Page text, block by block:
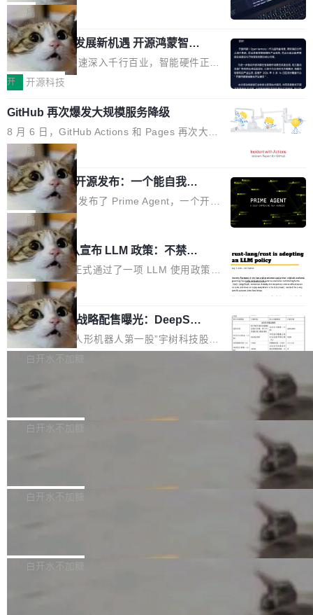
Agency年度合辑的观察指出,“产品”这个离消费
者最近的载体,在整个品牌营销层面的权重显著变
高了。全域营销服务商的竞争正在从规模转向深
度,案例厚度、全域覆盖、多线协同...
破的事实。 Jordan 随后补充了一句软化声明：
「我不认为这些会议上大部分论文都在过度宣传
或造假。问题是，作为读者，如果你筛选出那些
看起来最令人兴奋的论文，那它们大部分都是过
度宣传的。」 这才是真正的痛点。不是所有论文
都有问题，是最吸引眼球的那批论文最有问题。
他引用的帖子来自 Mathew Shen，一位 ICLR 2
026 的读者：「看了篇 ...
这句话不是来自某个技术博客，而是出自 Hieu
Pham 的一条推文。Hieu Pham 是谁？他是 xAI
的早期工程师之一，在 Grok 训练基础设施团队
工作过。近日他在 X 上发了一条帖子，列出了他
认为现代 AI 领域最重要的三个开源项目。 第一
理由很具体。FA 系列不需要解释，但 FA2 是他
认为最重要的一个——复杂度恰到好处，刚好能
驱动你去学 CuTe，但还没被那些"邪恶的" Hopp
er++ 优化所淹没，足够容易修改和适配。 更关
键的是 FA2 的持久性...
局
共商智能硬件发展新机遇 开源鸿蒙智能
硬件开发者日杭州站即将举行
随着万物智联加速深入千行百业，智能硬件正从
单点设备迈向智能化、网联化、协同化发展。作
鸿蒙通过统一技术底座和分布式能力，为不同类
型智能设备的开发、连接与互联提供关键支撑，
也为产业链企业探索产品创新与商业增长打开新
的空间。 8月14日，开源鸿蒙智能硬件开发者日
（OHDD：OpenHarmony Hardware Develope
r Day）将在杭州启航。活动面向智能硬件产业
链企业和开发者，邀请行业专家与资深技术顾
问，围绕开源鸿蒙技术能力、设备适配、芯片适
配、功耗与稳定性调优、兼容性测评及统一互联
等内容展开系统讲解和实战交流，帮助企业进一
步了解开源鸿蒙在智能...
开 开源科技
GitHub 再次爆发大规模服务降级
8 月 6 日，GitHub Actions 和 Pages 再次大规
模服务降级，Actions 完全不可用超过 5 小时，
webhook 停发，连自托管 runner 也因调度层故
障无法工作。Pages、Copilot code review、C
opilot coding agent 全部受影响。从检测到完全
恢复，大约 12 小时。 这是 2026 年 8 月的第六
起事故，其中四起与 AI/Copilot 服务相关。 Git
Hub 员工 kdaigle 在 HN 讨论中贴出了一组数
据：2025 年全年 10 亿次 commit。现在，每周
2.75 亿次，全年预计 140 亿次。GitHub...
局
Prime Agent 开源发布：一个能自我改
进的编程 Agent，ARC-AGI 3 超越人类
专家基线
Prime Intellect 发布了 Prime Agent，一个开源
的编程 Agent Harness，核心设计围绕两个抽
象：Recursive Language Model（RLM）和 C
ontinual Harness。在 ARC-AGI 3 基准测试
上，Prime Agent + Opus 5 的组合达到了 95.
5% RHAE Best@1，超过了 ARC 报告的人类专
家基线 95.4%。 不是又一个 coding agent 包装
器 Prime Agent 的架构和市面上大多数 coding
agent 有本质区别。大多数 agent harness 的设
计是基于早期模型的能力—...
局
Rust 项目团队宣布 LLM 政策：不禁
止，但你要承认哪些代码不是你写的
Rust 语言项目正式通过了一项 LLM 使用政策，
覆盖 rust-lang/rust 单一仓库的代码贡献。这不
是项目级别的官方立场，目前由五个团队采纳，
但它可能是主流开源项目中关于 AI 辅助贡献最
细致的一份规则。 政策的核心只有一句话：LLM
可以用来分析、提炼、审阅、建议，但不能用来
不得生成涉及安全性的关键变更，除非作者本身
局
宇树科技 IPO 战略配售曝光：DeepSe
ek 获配 93.3 万股，锁定 36 个月
8月6日晚间，“人形机器人第一股”宇树科技股份
有限公司披露IPO发行价格及战略配售结果，杭
36个月。 公告显示，本次宇树科技战略配售对
员工参与设立的专项资产管理计划。其中，Dee
获配9...
白开水不加糖
Bug fixes and enhancements 修复多次传递同
一个回归问题，该问题导致拉取镜像时会拒绝包
题，该问题可能导致在旧版 Linux 内核...
白开水不加糖
e 孵化器项目管理委员会（IPMC）投票中获得
P）！这一里程碑不仅标志着 Fluss 迈入新的发
白开水不加糖
长期停止内容更新，未能实现其作为“AI版维基百
白开水不加糖